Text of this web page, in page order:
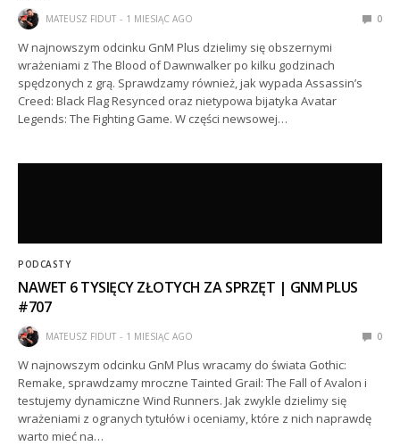
MATEUSZ FIDUT 1 MIESIĄC AGO 0
W najnowszym odcinku GnM Plus dzielimy się obszernymi
wrażeniami z The Blood of Dawnwalker po kilku godzinach
spędzonych z grą. Sprawdzamy również, jak wypada Assassin’s
Creed: Black Flag Resynced oraz nietypowa bijatyka Avatar
Legends: The Fighting Game. W części newsowej…
PODCASTY
NAWET 6 TYSIĘCY ZŁOTYCH ZA SPRZĘT | GNM PLUS
#707
MATEUSZ FIDUT 1 MIESIĄC AGO 0
W najnowszym odcinku GnM Plus wracamy do świata Gothic:
Remake, sprawdzamy mroczne Tainted Grail: The Fall of Avalon i
testujemy dynamiczne Wind Runners. Jak zwykle dzielimy się
wrażeniami z ogranych tytułów i oceniamy, które z nich naprawdę
warto mieć na…